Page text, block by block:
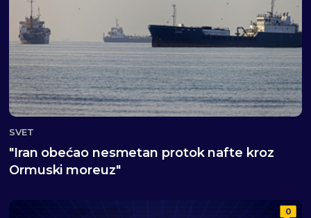
SVET
"Iran obećao nesmetan protok nafte kroz
Ormuski moreuz"
0